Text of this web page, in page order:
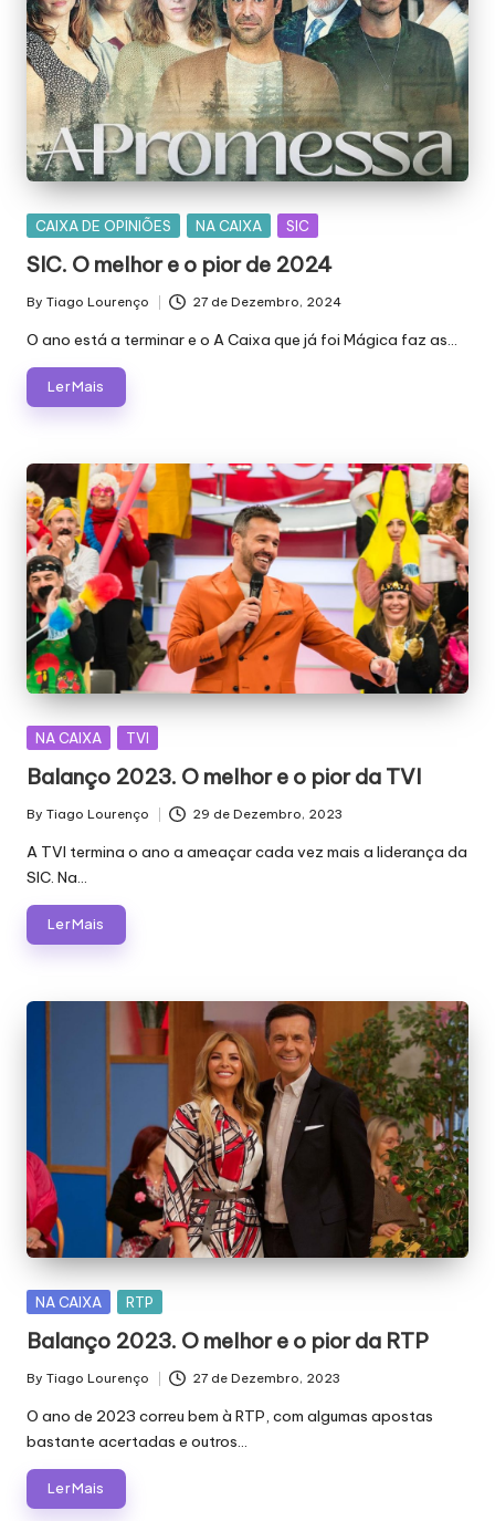
Posted
CAIXA DE OPINIÕES NA CAIXA SIC
SIC. O melhor e o pior de 2024
Posted
by
By Tiago Lourenço 27 de Dezembro, 2024
O ano está a terminar e o A Caixa que já foi Mágica faz as…
Ler Mais
Posted
NA CAIXA TVI
Balanço 2023. O melhor e o pior da TVI
Posted
by
By Tiago Lourenço 29 de Dezembro, 2023
A TVI termina o ano a ameaçar cada vez mais a liderança da
SIC. Na…
Ler Mais
Posted
NA CAIXA RTP
Balanço 2023. O melhor e o pior da RTP
Posted
by
By Tiago Lourenço 27 de Dezembro, 2023
O ano de 2023 correu bem à RTP, com algumas apostas
bastante acertadas e outros…
Ler Mais